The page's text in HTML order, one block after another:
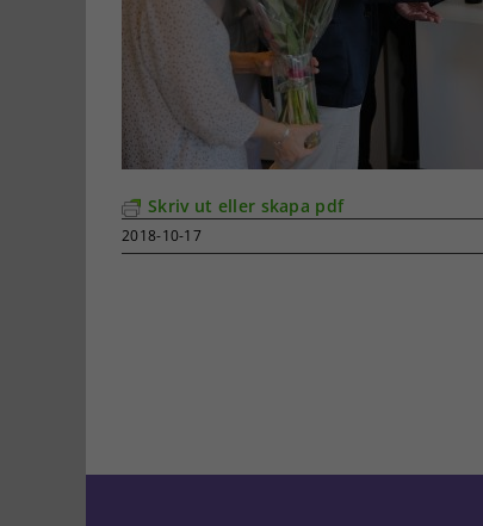
Skriv ut eller skapa pdf
2018-10-17